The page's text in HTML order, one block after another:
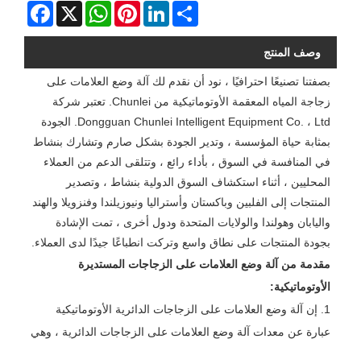
Facebook X
WhatsAppPinterestLinkedInShare
وصف المنتج
بصفتنا تصنيعًا احترافيًا ، نود أن نقدم لك آلة وضع العلامات على
زجاجة المياه المعقمة الأوتوماتيكية من Chunlei. تعتبر شركة
Dongguan Chunlei Intelligent Equipment Co. ، Ltd. الجودة
بمثابة حياة المؤسسة ، وتدير الجودة بشكل صارم وتشارك بنشاط
في المنافسة في السوق ، بأداء رائع ، وتتلقى الدعم من العملاء
المحليين ، أثناء استكشاف السوق الدولية بنشاط ، وتصدير
المنتجات إلى الفلبين وباكستان وأستراليا ونيوزيلندا وفنزويلا والهند
واليابان وهولندا والولايات المتحدة ودول أخرى ، تمت الإشادة
بجودة المنتجات على نطاق واسع وتركت انطباعًا جيدًا لدى العملاء.
مقدمة من آلة وضع العلامات على الزجاجات المستديرة
الأوتوماتيكية:
1. إن آلة وضع العلامات على الزجاجات الدائرية الأوتوماتيكية
عبارة عن معدات آلة وضع العلامات على الزجاجات الدائرية ، وهي